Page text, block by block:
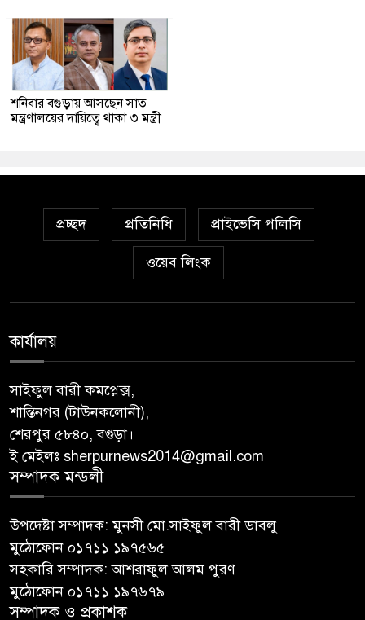
শনিবার বগুড়ায় আসছেন সাত
মন্ত্রণালয়ের দায়িত্বে থাকা ৩ মন্ত্রী
প্রচ্ছদ প্রতিনিধি প্রাইভেসি পলিসি
ওয়েব লিংক
কার্যালয়
সাইফুল বারী কমপ্লেক্স,
শান্তিনগর (টাউনকলোনী),
শেরপুর ৫৮৪০, বগুড়া।
ই মেইলঃ sherpurnews2014@gmail.com
সম্পাদক মন্ডলী
উপদেষ্টা সম্পাদক: মুনসী মো.সাইফুল বারী ডাবলু
মুঠোফোন ০১৭১১ ১৯৭৫৬৫
সহকারি সম্পাদক: আশরাফুল আলম পুরণ
মুঠোফোন ০১৭১১ ১৯৭৬৭৯
সম্পাদক ও প্রকাশক